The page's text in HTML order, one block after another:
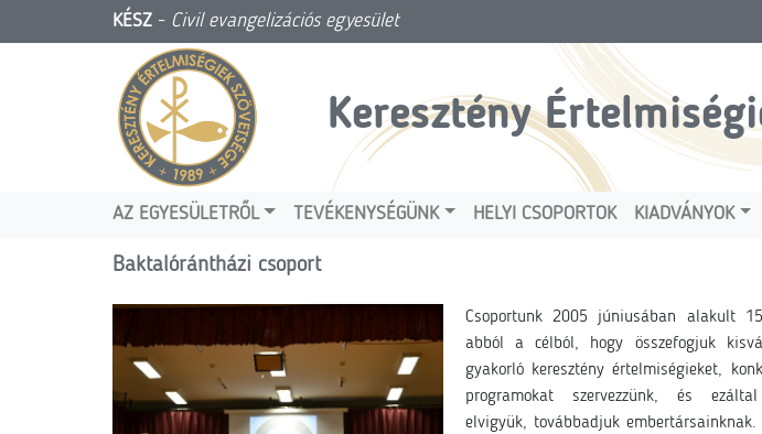
KÉSZ - Civil evangelizációs egyesület
Keresztény
AZ EGYESÜLETRŐL TEVÉKENYSÉGÜNK HELYI CSOPORTOK KIADVÁNYOK
Baktalórántházi csoport
Csoportunk 2005 júniusában alakult
abból a célból, hogy összefogjuk
gyakorló keresztény értelmiségieket,
programokat szervezzünk, és
elvigyük, továbbadjuk embertársainknak.